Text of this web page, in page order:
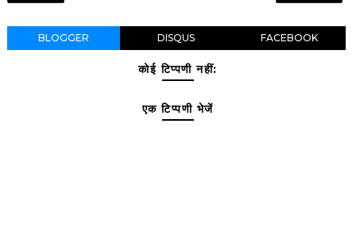
BLOGGER DISQUS FACEBOOK
कोई टिप्पणी नहीं:
एक टिप्पणी भेजें